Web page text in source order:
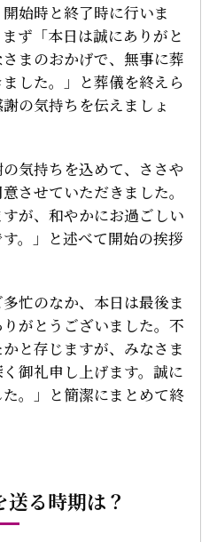
始時と終了時に行いま
ず「本日は誠にありがと
まのおかげで、無事に葬
した。」と葬儀を終えら
の気持ちを伝えましょ
気持ちを込めて、ささや
させていただきました。
が、和やかにお過ごしい
。」と述べて開始の挨拶
忙のなか、本日は最後ま
がとうございました。不
と存じますが、みなさま
御礼申し上げます。誠に
。」と簡潔にまとめて終
る時期は？